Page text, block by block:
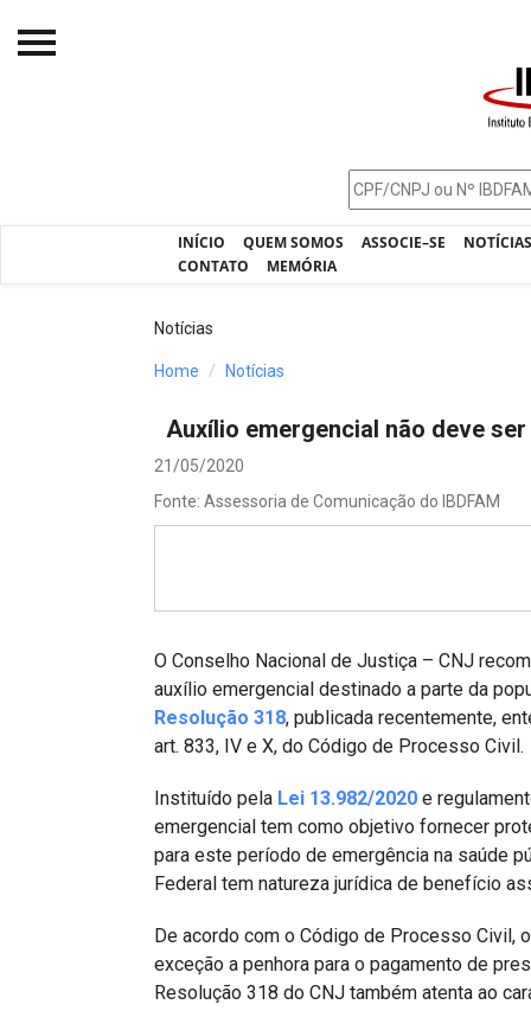
INÍCIO QUEM SOMOS ASSOCIE–SE
CONTATO
MEMÓRIA
Processos - IBDFAM
Alienação Parental
Encontre um Escritório
IBDFAM Educacional
Notícias
Home Notícias
Auxílio emergencial não deve
21/05/2020
Fonte: Assessoria de Comunicação do IBDFAM
O Conselho Nacional de Justiça – CNJ
auxílio emergencial destinado a parte da
Resolução 318, publicada recentemente,
art. 833, IV e X, do Código de Processo Civil.
Instituído pela Lei 13.982/2020 e
emergencial tem como objetivo fornecer
para este período de emergência na saúde
Federal tem natureza jurídica de benefício
De acordo com o Código de Processo Civil,
exceção a penhora para o pagamento de
Resolução 318 do CNJ também atenta ao